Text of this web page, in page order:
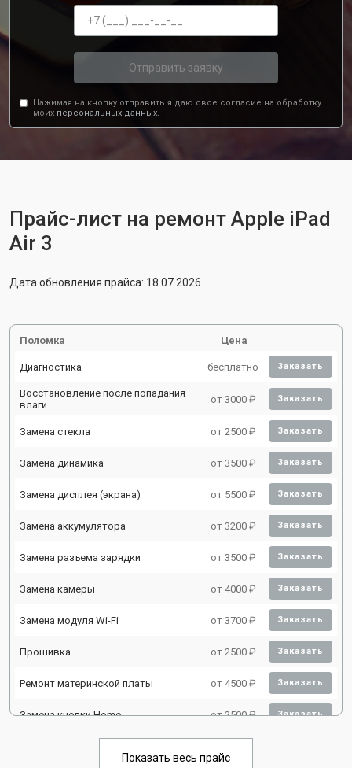
Отправить заявку
Нажимая на кнопку отправить я даю свое согласие на обработку
моих персональных данных.
Прайс-лист на ремонт Apple iPad
Air 3
Дата обновления прайса: 18.07.2026
Поломка Цена
Диагностика бесплатно Заказать
Восстановление после попадания
влаги
от 3000 ₽ Заказать
Замена стекла от 2500 ₽ Заказать
Замена динамика от 3500 ₽ Заказать
Замена дисплея (экрана) от 5500 ₽ Заказать
Замена аккумулятора от 3200 ₽ Заказать
Замена разъема зарядки от 3500 ₽ Заказать
Замена камеры от 4000 ₽ Заказать
Замена модуля Wi-Fi от 3700 ₽ Заказать
Прошивка от 2500 ₽ Заказать
Ремонт материнской платы от 4500 ₽ Заказать
Замена кнопки Home от 2500 ₽ Заказать
Показать весь прайс